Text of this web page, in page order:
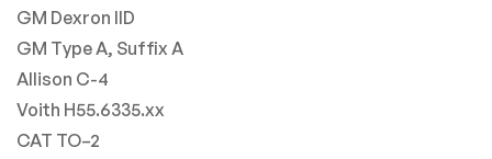
GM Dexron IID
GM Type A, Suffix A
Allison C-4
Voith H55.6335.xx
CAT TO–2